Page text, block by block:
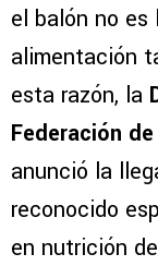
el balón no
alimentación
esta razón, la
Federación
anunció la
reconocido
en nutrición